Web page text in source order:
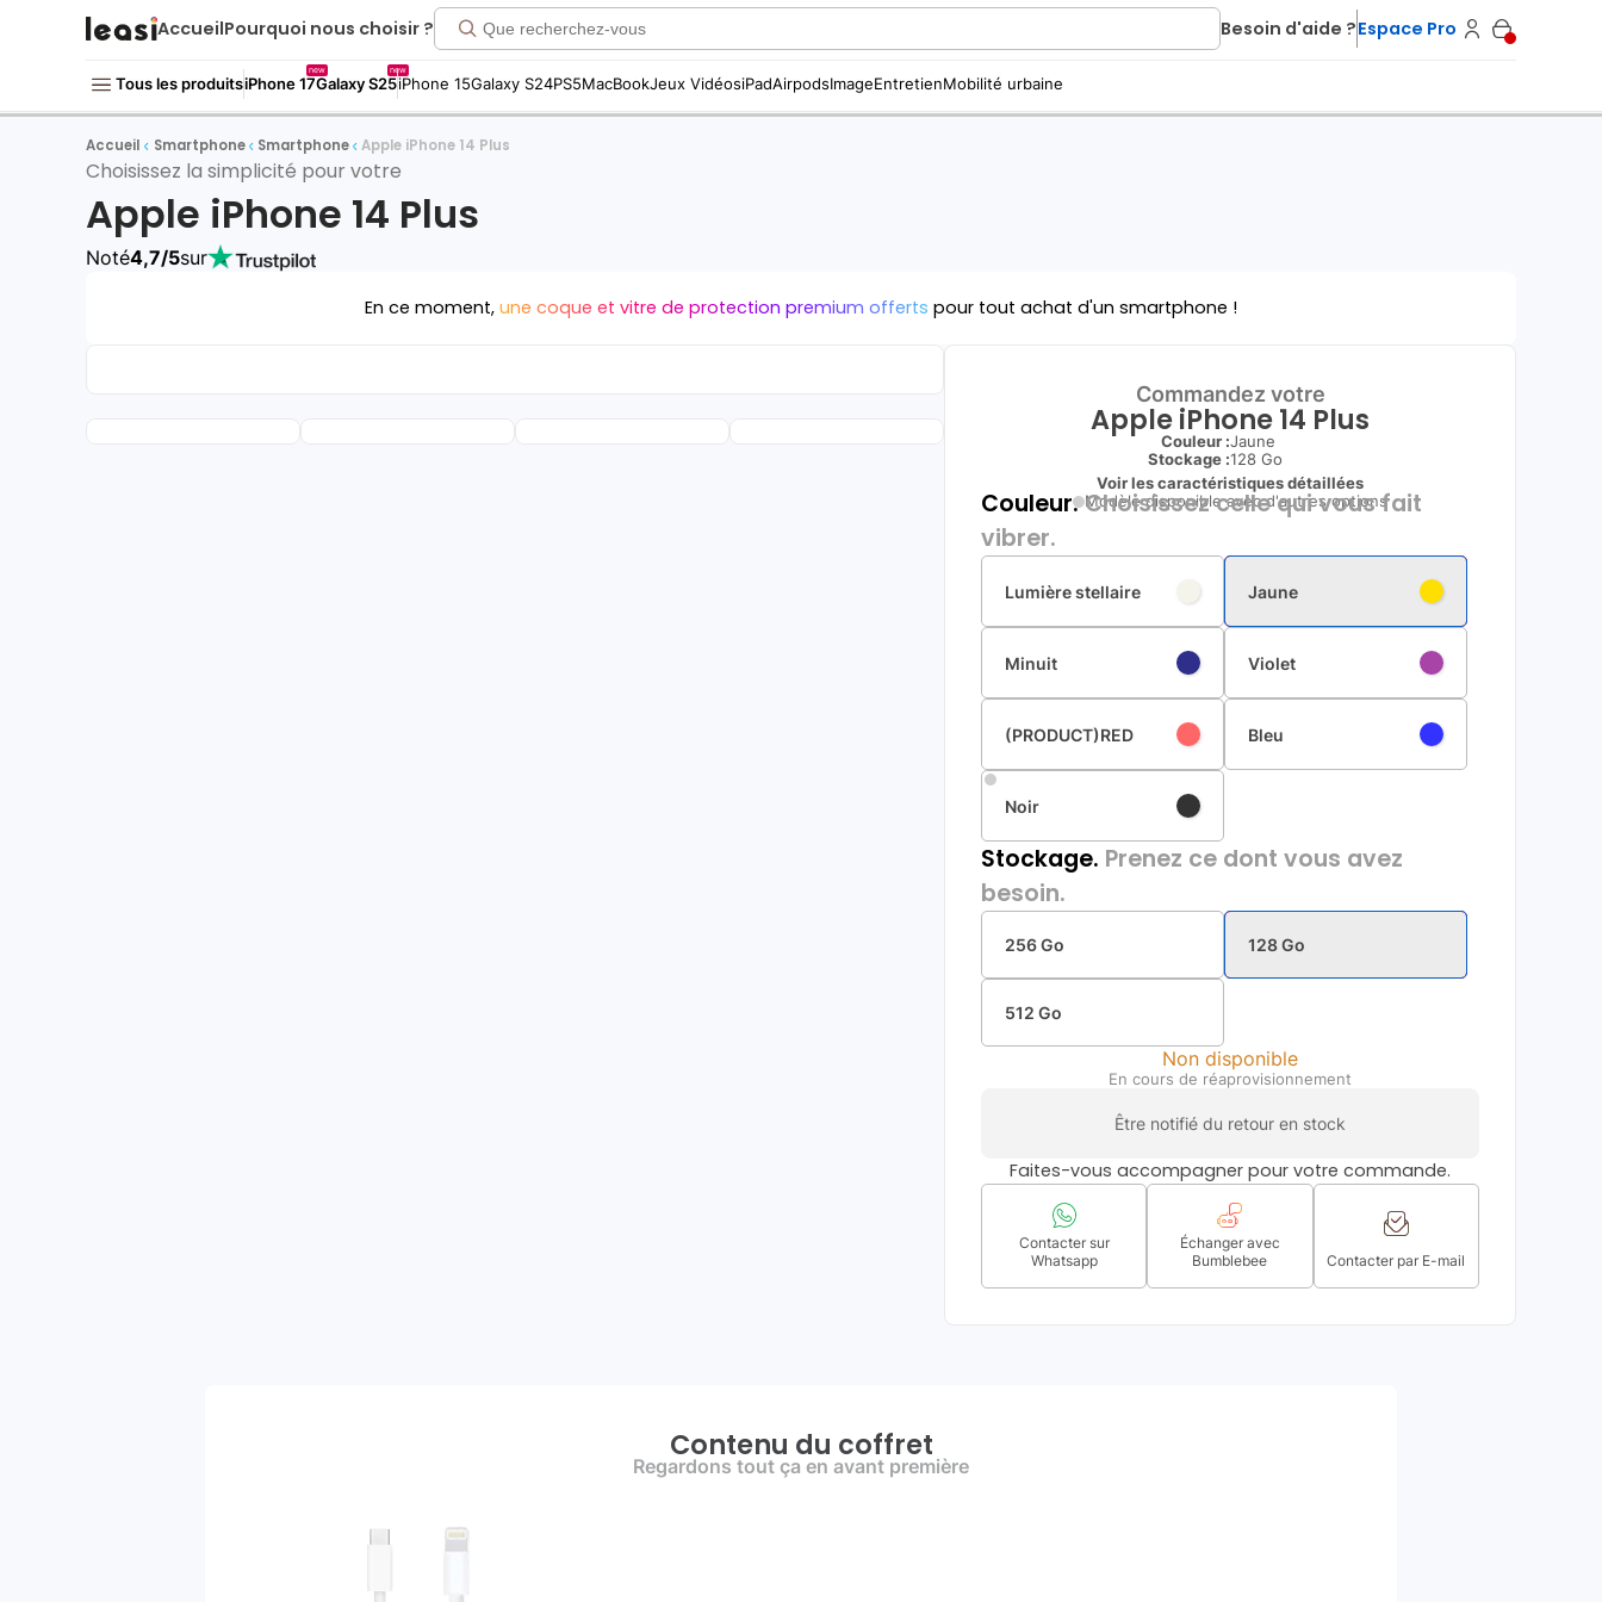
AccueilPourquoi nous choisir ? Besoin d'aide ?Espace Pro
Tous les produitsiPhone 17
new
Galaxy S25
new
iPhone 15Galaxy S24PS5MacBookJeux VidéosiPadAirpodsImageEntretienMobilité urbaine
Accueil Smartphone Smartphone Apple iPhone 14 Plus
Choisissez la simplicité pour votre
Apple iPhone 14 Plus
Noté4,7/5sur
En ce moment, une coque et vitre de protection premium offerts pour tout achat d'un smartphone !
Commandez votre
Apple iPhone 14 Plus
Couleur :Jaune
Stockage :128 Go
Voir les caractéristiques détaillées
Modèle disponible avec d'autres options
Couleur.Choisissez celle qui vous fait
vibrer.
Lumière stellaire Jaune
Minuit Violet
(PRODUCT)RED Bleu
Noir
Stockage. Prenez ce dont vous avez
besoin.
256 Go 128 Go
512 Go
Non disponible
En cours de réaprovisionnement
Être notifié du retour en stock
Faites-vous accompagner pour votre commande.
Contacter sur
Whatsapp
Échanger avec
Bumblebee
Contacter par E-mail
Contenu du coffret
Regardons tout ça en avant première